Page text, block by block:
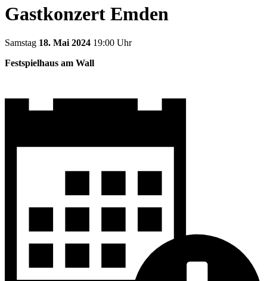
Gastkonzert Emden
Samstag 18. Mai 2024 19:00 Uhr
Festspielhaus am Wall